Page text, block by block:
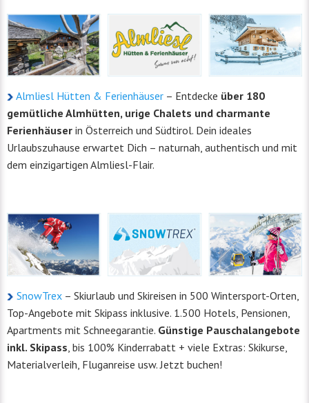
Almliesl Hütten & Ferienhäuser – Entdecke über 180
gemütliche Almhütten, urige Chalets und charmante
Ferienhäuser in Österreich und Südtirol. Dein ideales
Urlaubszuhause erwartet Dich – naturnah, authentisch und mit
dem einzigartigen Almliesl-Flair.
SnowTrex – Skiurlaub und Skireisen in 500 Wintersport-Orten,
Top-Angebote mit Skipass inklusive. 1.500 Hotels, Pensionen,
Apartments mit Schneegarantie. Günstige Pauschalangebote
inkl. Skipass , bis 100% Kinderrabatt + viele Extras: Skikurse,
Materialverleih, Fluganreise usw. Jetzt buchen!